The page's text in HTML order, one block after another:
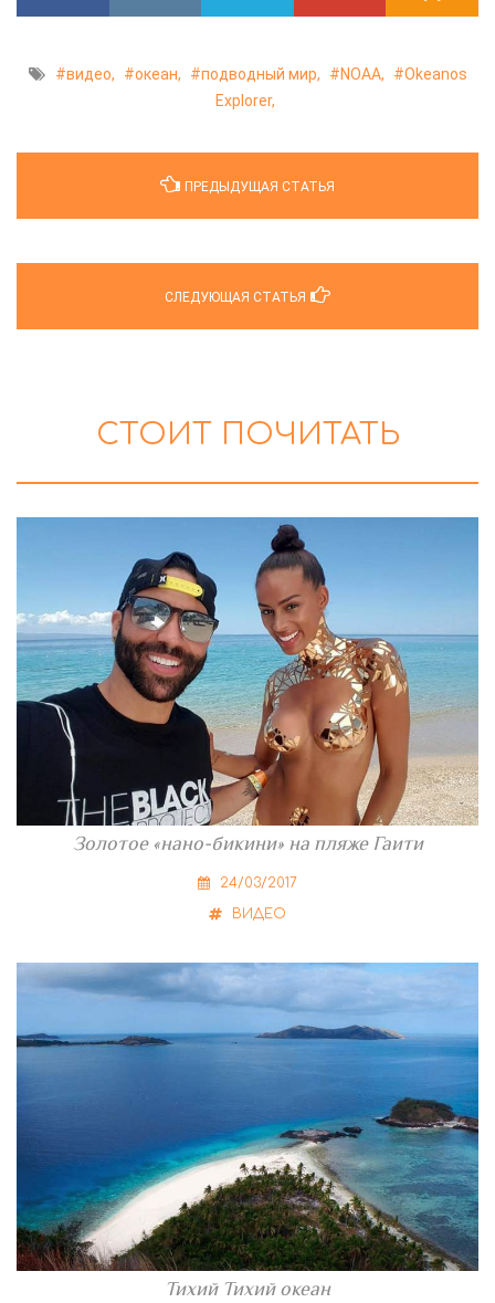
видео, океан, подводный мир, NOAA,
Okeanos
Explorer,
ПРЕДЫДУЩАЯ СТАТЬЯ
СЛЕДУЮЩАЯ СТАТЬЯ
СТОИТ ПОЧИТАТЬ
Золотое «нано-бикини» на пляже Гаити
24/03/2017
ВИДЕО
Тихий Тихий океан